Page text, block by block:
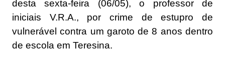
desta sexta-feira (06/05), o professor de
iniciais V.R.A., por crime de estupro de
vulnerável contra um garoto de 8 anos dentro
de escola em Teresina.